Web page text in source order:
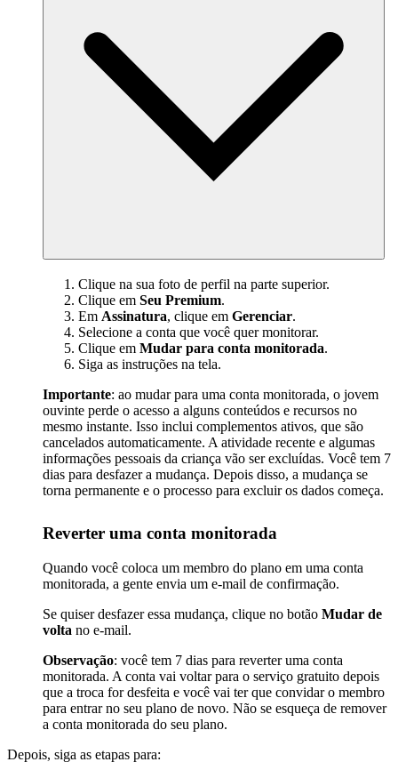
Clique na sua foto de perfil na parte superior.
Clique em Seu Premium.
Em Assinatura, clique em Gerenciar.
Selecione a conta que você quer monitorar.
Clique em Mudar para conta monitorada.
Siga as instruções na tela.
Importante: ao mudar para uma conta monitorada, o jovem
ouvinte perde o acesso a alguns conteúdos e recursos no
mesmo instante. Isso inclui complementos ativos, que são
cancelados automaticamente. A atividade recente e algumas
informações pessoais da criança vão ser excluídas. Você tem 7
dias para desfazer a mudança. Depois disso, a mudança se
torna permanente e o processo para excluir os dados começa.
Reverter uma conta monitorada
Quando você coloca um membro do plano em uma conta
monitorada, a gente envia um e-mail de confirmação.
Se quiser desfazer essa mudança, clique no botão Mudar de
volta no e-mail.
Observação: você tem 7 dias para reverter uma conta
monitorada. A conta vai voltar para o serviço gratuito depois
que a troca for desfeita e você vai ter que convidar o membro
para entrar no seu plano de novo. Não se esqueça de remover
a conta monitorada do seu plano.
Depois, siga as etapas para: